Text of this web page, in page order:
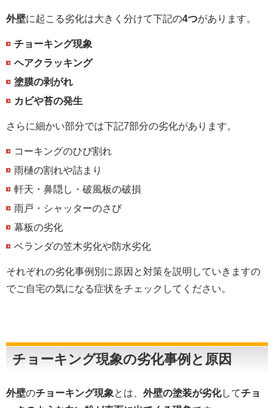
外壁に起こる劣化は大きく分けて下記の4つがあります。
チョーキング現象
ヘアクラッキング
塗膜の剥がれ
カビや苔の発生
さらに細かい部分では下記7部分の劣化があります。
コーキングのひび割れ
雨樋の割れや詰まり
軒天・鼻隠し・破風板の破損
雨戸・シャッターのさび
幕板の劣化
ベランダの笠木劣化や防水劣化
それぞれの劣化事例別に原因と対策を説明していきますの
でご自宅の気になる症状をチェックしてください。
チョーキング現象の劣化事例と原因
外壁のチョーキング現象とは、 外壁の塗装が劣化してチョ